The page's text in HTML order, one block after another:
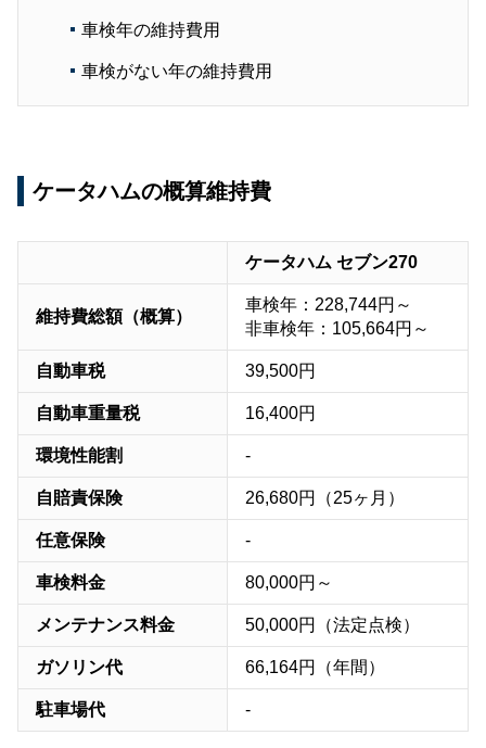
車検年の維持費用
車検がない年の維持費用
ケータハムの概算維持費
ケータハム セブン270
維持費総額（概算）
車検年：228,744円～
非車検年：105,664円～
自動車税 39,500円
自動車重量税 16,400円
環境性能割 -
自賠責保険 26,680円（25ヶ月）
任意保険 -
車検料金 80,000円～
メンテナンス料金 50,000円（法定点検）
ガソリン代 66,164円（年間）
駐車場代 -